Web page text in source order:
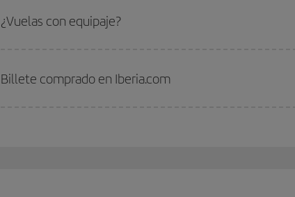
¿Vuelas con equipaje?
Billete comprado en Iberia.com